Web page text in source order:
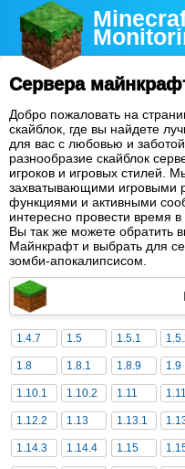
Сервера
Добро пожаловать на
скайблок, где вы найдете
для вас с любовью и
разнообразие скайблок
игроков и игровых стилей.
захватывающими игровыми
функциями и активными
интересно провести время
Вы так же можете обратить
Майнкрафт и выбрать для
зомби-апокалипсисом.
1.4.7 1.5 1.5.1
1.8 1.8.1 1.8.9 1.9
1.10.1 1.10.2 1.11
1.12.2 1.13 1.13.1
1.14.3 1.14.4 1.15